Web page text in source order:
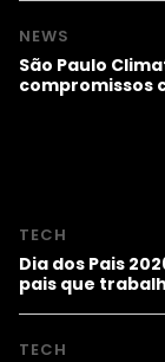
NEWS
São Paulo
compromissos
TECH
Dia dos Pais
pais que
TECH